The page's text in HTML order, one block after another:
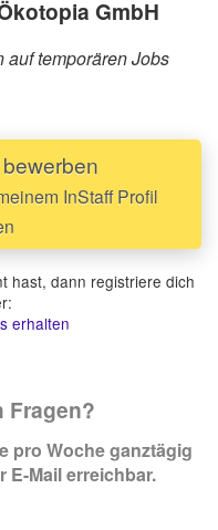
GmbH
temporären Jobs
InStaff Profil
hast, dann registriere dich
erhalten
Fragen?
pro Woche ganztägig
E-Mail erreichbar.